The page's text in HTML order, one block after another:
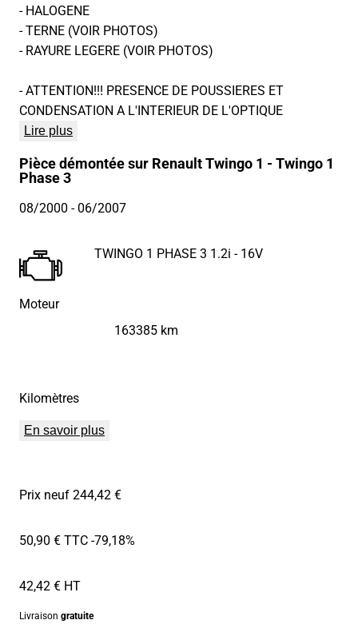
- HALOGENE
- TERNE (VOIR PHOTOS)
- RAYURE LEGERE (VOIR PHOTOS)
- ATTENTION!!! PRESENCE DE POUSSIERES ET
CONDENSATION A L'INTERIEUR DE L'OPTIQUE
Lire plus
Pièce démontée sur Renault Twingo 1 - Twingo 1
Phase 3
08/2000 - 06/2007
Moteur
TWINGO 1 PHASE 3 1.2i - 16V
Kilomètres
163385 km
En savoir plus
Prix neuf 244,42 €
50,90 € TTC-79,18%
42,42 € HT
Livraison gratuite